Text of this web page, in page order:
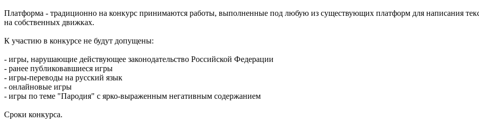
Платформа - традиционно на конкурс принимаются работы, выполненные под любую из существующих платформ для написания
на собственных движках.
К участию в конкурсе не будут допущены:
- игры, нарушающие действующее законодательство Российской Федерации
- ранее публиковавшиеся игры
- игры-переводы на русский язык
- онлайновые игры
- игры по теме "Пародия" с ярко-выраженным негативным содержанием
Сроки конкурса.